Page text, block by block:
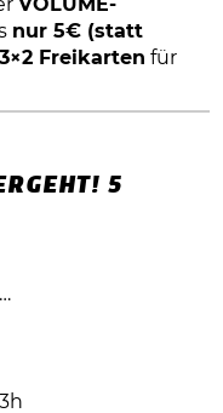
VOLUME-
nur 5€ (statt
3×2 Freikarten für
5